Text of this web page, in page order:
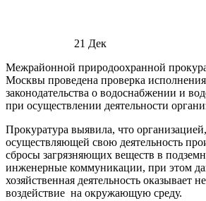
21 Дек
Межрайонной природоохранной
Москвы проведена проверка исполнения
законодательства о водоснабжении и
при осуществлении деятельности
Прокуратура выявила, что организацией,
осуществляющей свою деятельность
сбросы загрязняющих веществ в
инженерные коммуникации, при этом
хозяйственная деятельность оказывает
воздействие на окружающую среду.